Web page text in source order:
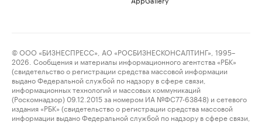
© ООО «БИЗНЕСПРЕСС», АО «РОСБИЗНЕСКОНСАЛТИНГ», 1995–
2026. Сообщения и материалы информационного агентства «РБК»
(свидетельство о регистрации средства массовой информации
выдано Федеральной службой по надзору в сфере связи,
информационных технологий и массовых коммуникаций
(Роскомнадзор) 09.12.2015 за номером ИА №ФС77-63848) и сетевого
издания «РБК» (свидетельство о регистрации средства массовой
информации выдано Федеральной службой по надзору в сфере связи,